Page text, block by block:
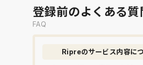
登録前のよくある質
FAQ
Ripreのサービス内容に